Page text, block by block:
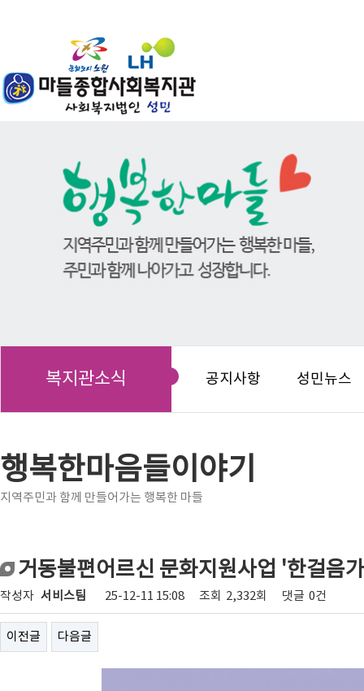
복지관소식 공지사항 성민뉴스
행복한마음들이야기
지역주민과 함께 만들어가는 행복한 마들
거동불편어르신 문화지원사업 '한걸음
작성자 서비스팀 25-12-11 15:08 조회 2,332회 댓글 0건
이전글 다음글